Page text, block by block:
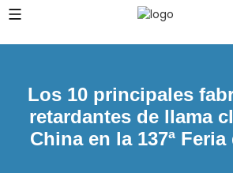
Los 10 principales
retardantes de llama
China en la 137ª